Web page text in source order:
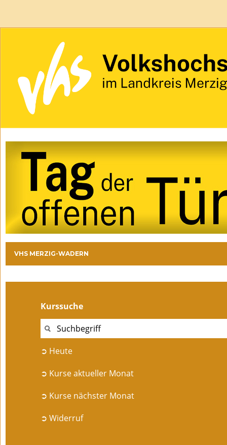
VHS MERZIG-WADERN
Kurssuche
➲ Heute
➲ Kurse aktueller Monat
➲ Kurse nächster Monat
➲ Widerruf